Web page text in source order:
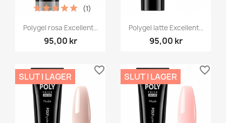
Polygel rosa Excellent...
95,00 kr
(1)
Polygel latte Excellent...
95,00 kr
SLUT I LAGER
favorite_border
SLUT I LAGER
favorite_border